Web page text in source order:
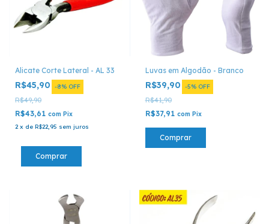
Alicate Corte Lateral - AL 33
R$45,90 -8% OFF
R$49,90
R$43,61 com Pix
2 x de R$22,95 sem juros
Luvas em Algodão - Branco
R$39,90 -5% OFF
R$41,90
R$37,91 com Pix
Comprar